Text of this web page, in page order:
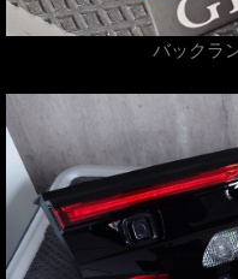
バックラ